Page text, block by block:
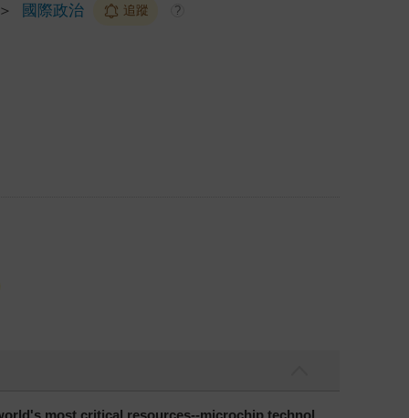
國際政治 追蹤 ?
most critical resources--microchip technol